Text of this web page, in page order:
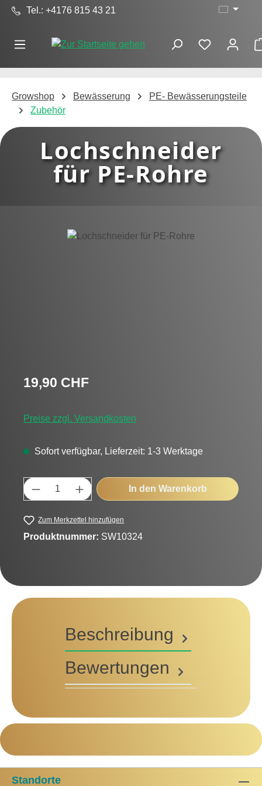
Zum Hauptinhalt springen
Tel.: +4176 815 43 21
Growshop Bewässerung
PE- Bewässerungsteile
Zubehör
Lochschneider
für PE-Rohre
Bildergalerie überspringen
Regulärer Preis:
19,90 CHF
Preise zzgl. Versandkosten
Sofort verfügbar, Lieferzeit: 1-3 Werktage
Produkt Anzahl: Gib den gewünschten
In den Warenkorb
Zum Merkzettel hinzufügen
Produktnummer: SW10324
Beschreibung
Bewertungen
Standorte